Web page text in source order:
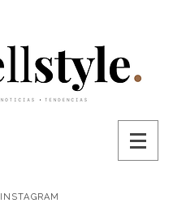
INSTAGRAM